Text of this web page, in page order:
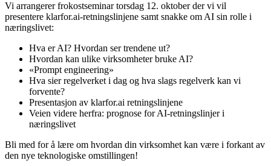
Vi arrangerer frokostseminar torsdag 12. oktober der vi vil
presentere klarfor.ai-retningslinjene samt snakke om AI sin rolle i
næringslivet:
Hva er AI? Hvordan ser trendene ut?
Hvordan kan ulike virksomheter bruke AI?
«Prompt engineering»
Hva sier regelverket i dag og hva slags regelverk kan vi
forvente?
Presentasjon av klarfor.ai retningslinjene
Veien videre herfra: prognose for AI-retningslinjer i
næringslivet
Bli med for å lære om hvordan din virksomhet kan være i forkant av
den nye teknologiske omstillingen!